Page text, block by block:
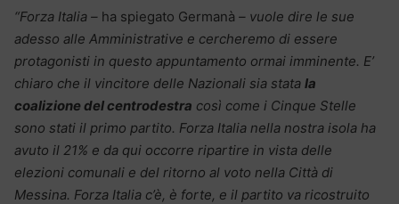
“Forza Italia – ha spiegato Germanà – vuole dire le sue
adesso alle Amministrative e cercheremo di essere
protagonisti in questo appuntamento ormai imminente. E’
chiaro che il vincitore delle Nazionali sia stata la
coalizione del centrodestra così come i Cinque Stelle
sono stati il primo partito. Forza Italia nella nostra isola ha
avuto il 21% e da qui occorre ripartire in vista delle
elezioni comunali e del ritorno al voto nella Città di
Messina. Forza Italia c’è, è forte, e il partito va ricostruito